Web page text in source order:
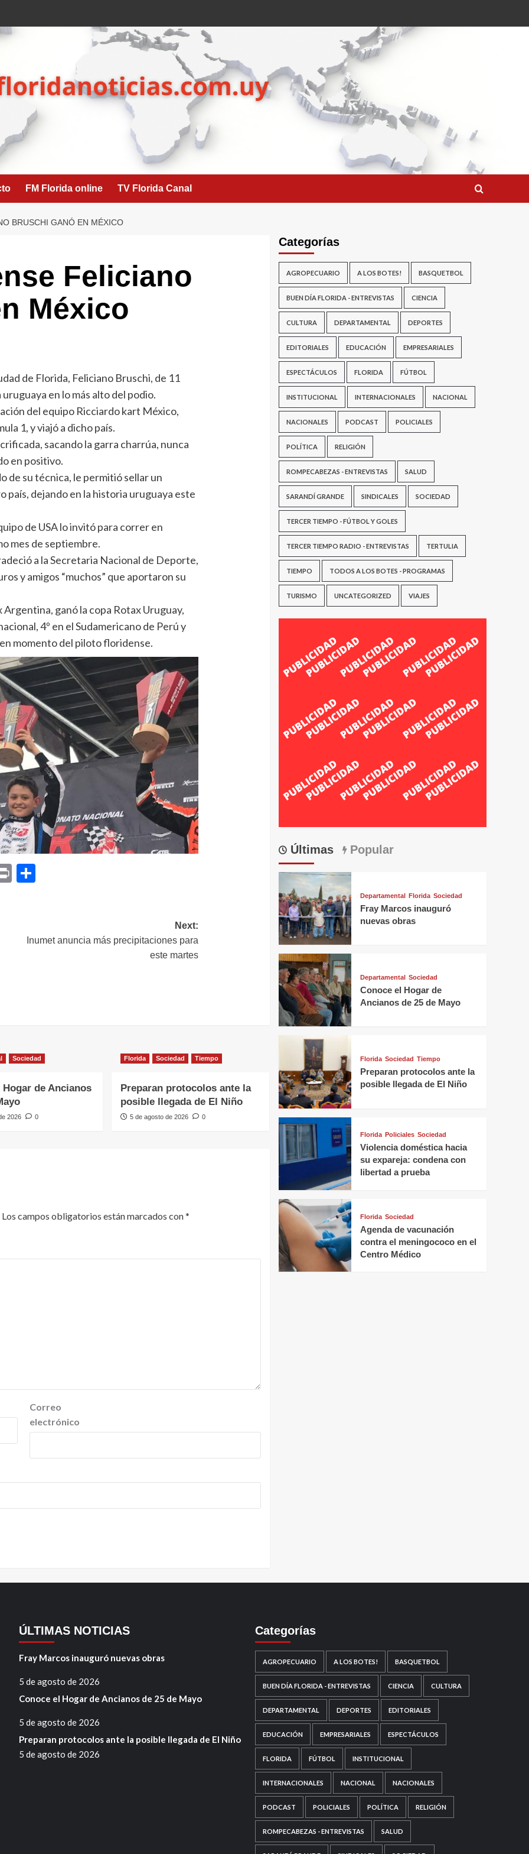
FM Florida online TV Florida Canal
BRUSCHI GANÓ EN MÉXICO
Feliciano
México
de Florida, Feliciano Bruschi, de 11
en lo más alto del podio.
del equipo Ricciardo kart México,
1, y viajó a dicho país.
sacando la garra charrúa, nunca
en positivo.
de su técnica, le permitió sellar un
país, dejando en la historia uruguaya este
de USA lo invitó para correr en
mes de septiembre.
a la Secretaria Nacional de Deporte,
y amigos “muchos” que aportaron su
Argentina, ganó la copa Rotax Uruguay,
4º en el Sudamericano de Perú y
momento del piloto floridense.
Print
Next:
Inumet anuncia más precipitaciones para
este martes
Sociedad
Hogar de Ancianos
2026 0
Florida Sociedad Tiempo
Preparan protocolos ante la
posible llegada de El Niño
5 de agosto de 2026 0
Los campos obligatorios están marcados con*
Correo
electrónico
Categorías
AGROPECUARIO A LOS BOTES! BASQUETBOL
BUEN DÍA FLORIDA - ENTREVISTAS CIENCIA
CULTURA DEPARTAMENTAL DEPORTES
EDITORIALES EDUCACIÓN EMPRESARIALES
ESPECTÁCULOS FLORIDA FÚTBOL
INSTITUCIONAL INTERNACIONALES NACIONAL
NACIONALES PODCAST POLICIALES
POLÍTICA RELIGIÓN
ROMPECABEZAS - ENTREVISTAS SALUD
SARANDÍ GRANDE SINDICALES SOCIEDAD
TERCER TIEMPO - FÚTBOL Y GOLES
TERCER TIEMPO RADIO - ENTREVISTAS TERTULIA
TIEMPO TODOS A LOS BOTES - PROGRAMAS
TURISMO UNCATEGORIZED VIAJES
Últimas Popular
Departamental Florida Sociedad
Fray Marcos inauguró
nuevas obras
Departamental Sociedad
Conoce el Hogar de
Ancianos de 25 de Mayo
Florida Sociedad Tiempo
Preparan protocolos ante la
posible llegada de El Niño
Florida Policiales Sociedad
Violencia doméstica hacia
su expareja: condena con
libertad a prueba
Florida Sociedad
Agenda de vacunación
contra el meningococo en el
Centro Médico
ÚLTIMAS NOTICIAS
Fray Marcos inauguró nuevas obras
5 de agosto de 2026
Conoce el Hogar de Ancianos de 25 de Mayo
5 de agosto de 2026
Preparan protocolos ante la posible llegada de El Niño
5 de agosto de 2026
Categorías
AGROPECUARIO A LOS BOTES! BASQUETBOL
BUEN DÍA FLORIDA - ENTREVISTAS CIENCIA CULTURA
DEPARTAMENTAL DEPORTES EDITORIALES
EDUCACIÓN EMPRESARIALES ESPECTÁCULOS
FLORIDA FÚTBOL INSTITUCIONAL
INTERNACIONALES NACIONAL NACIONALES
PODCAST POLICIALES POLÍTICA RELIGIÓN
ROMPECABEZAS - ENTREVISTAS SALUD